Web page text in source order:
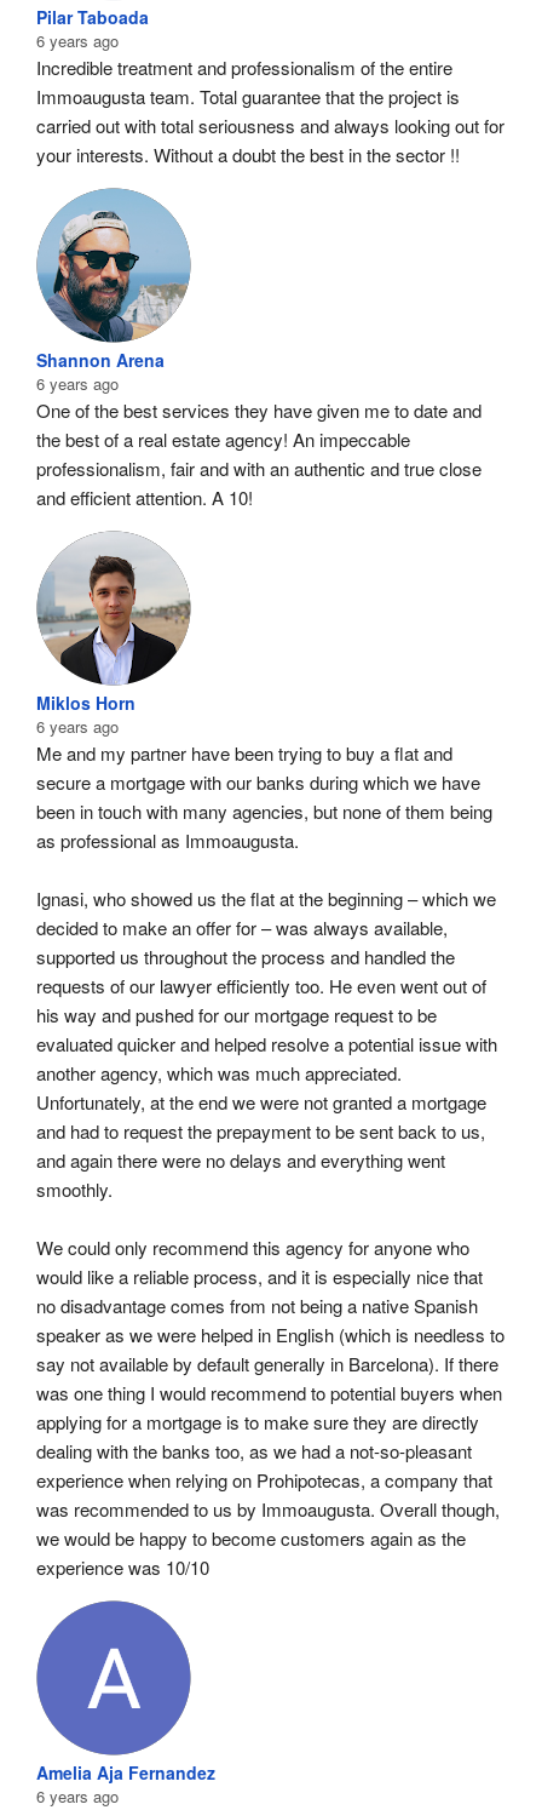
Pilar Taboada
6 years ago
Incredible treatment and professionalism of the entire
Immoaugusta team. Total guarantee that the project is
carried out with total seriousness and always looking out for
your interests. Without a doubt the best in the sector !!
Shannon Arena
6 years ago
One of the best services they have given me to date and
the best of a real estate agency! An impeccable
professionalism, fair and with an authentic and true close
and efficient attention. A 10!
Miklos Horn
6 years ago
Me and my partner have been trying to buy a flat and
secure a mortgage with our banks during which we have
been in touch with many agencies, but none of them being
as professional as Immoaugusta.
Ignasi, who showed us the flat at the beginning – which we
decided to make an offer for – was always available,
supported us throughout the process and handled the
requests of our lawyer efficiently too. He even went out of
his way and pushed for our mortgage request to be
evaluated quicker and helped resolve a potential issue with
another agency, which was much appreciated.
Unfortunately, at the end we were not granted a mortgage
and had to request the prepayment to be sent back to us,
and again there were no delays and everything went
smoothly.
We could only recommend this agency for anyone who
would like a reliable process, and it is especially nice that
no disadvantage comes from not being a native Spanish
speaker as we were helped in English (which is needless to
say not available by default generally in Barcelona). If there
was one thing I would recommend to potential buyers when
applying for a mortgage is to make sure they are directly
dealing with the banks too, as we had a not-so-pleasant
experience when relying on Prohipotecas, a company that
was recommended to us by Immoaugusta. Overall though,
we would be happy to become customers again as the
experience was 10/10
Amelia Aja Fernandez
6 years ago